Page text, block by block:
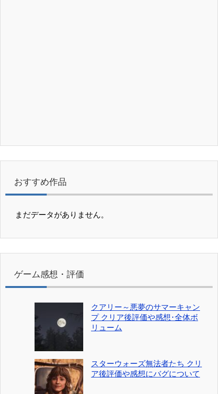
おすすめ作品
まだデータがありません。
ゲーム感想・評価
クアリー～悪夢のサマーキャン
プ クリア後評価や感想･全体ボ
リューム
スターウォーズ無法者たち クリ
ア後評価や感想にバグについて